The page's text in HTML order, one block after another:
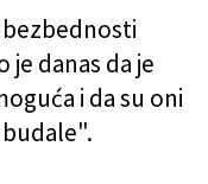
je danas da je
i da su oni